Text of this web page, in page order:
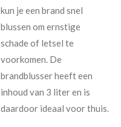
kun je een brand snel
blussen om ernstige
schade of letsel te
voorkomen. De
brandblusser heeft een
inhoud van 3 liter en is
daardoor ideaal voor thuis.